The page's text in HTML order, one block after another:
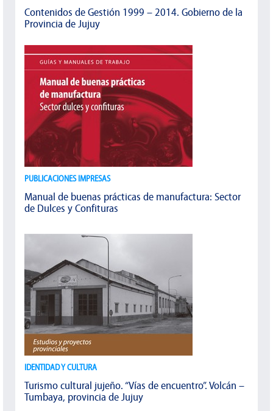
Contenidos de Gestión 1999 – 2014. Gobierno de la
Provincia de Jujuy
PUBLICACIONES IMPRESAS
Manual de buenas prácticas de manufactura: Sector
de Dulces y Confituras
IDENTIDAD Y CULTURA
Turismo cultural jujeño. “Vías de encuentro”. Volcán –
Tumbaya, provincia de Jujuy